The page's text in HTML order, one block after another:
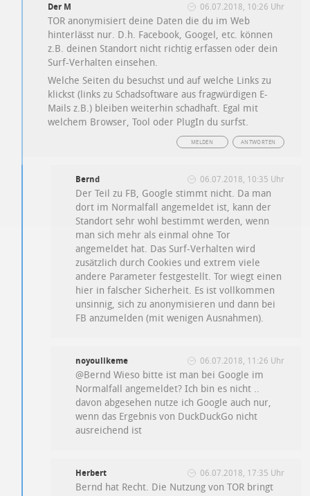
Der M 06.07.2018, 10:26 Uhr
TOR anonymisiert deine Daten die du im Web
hinterlässt nur. D.h. Facebook, Googel, etc. können
z.B. deinen Standort nicht richtig erfassen oder dein
Surf-Verhalten einsehen.
Welche Seiten du besuchst und auf welche Links zu
klickst (links zu Schadsoftware aus fragwürdigen E-
Mails z.B.) bleiben weiterhin schadhaft. Egal mit
welchem Browser, Tool oder PlugIn du surfst.
ANTWORTEN
MELDEN
Bernd 06.07.2018, 10:35 Uhr
Der Teil zu FB, Google stimmt nicht. Da man
dort im Normalfall angemeldet ist, kann der
Standort sehr wohl bestimmt werden, wenn
man sich mehr als einmal ohne Tor
angemeldet hat. Das Surf-Verhalten wird
zusätzlich durch Cookies und extrem viele
andere Parameter festgestellt. Tor wiegt einen
hier in falscher Sicherheit. Es ist vollkommen
unsinnig, sich zu anonymisieren und dann bei
FB anzumelden (mit wenigen Ausnahmen).
noyoulikeme 06.07.2018, 11:26 Uhr
@Bernd Wieso bitte ist man bei Google im
Normalfall angemeldet? Ich bin es nicht ..
davon abgesehen nutze ich Google auch nur,
wenn das Ergebnis von DuckDuckGo nicht
ausreichend ist
Herbert 06.07.2018, 17:35 Uhr
Bernd hat Recht. Die Nutzung von TOR bringt